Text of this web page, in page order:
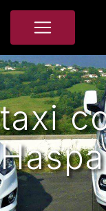
taxi
Panneau de gestion